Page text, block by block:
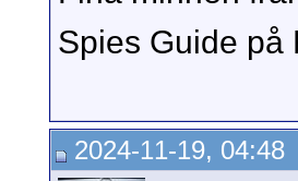
Spies Guide på
2024-11-19, 04:48